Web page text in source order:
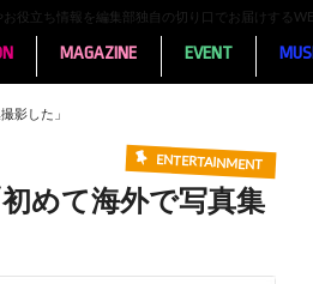
役立ち情報を編集部独自の切り口でお届けする
MAGAZINE EVENT
影した」
ENTERTAINMENT
めて海外で写真集